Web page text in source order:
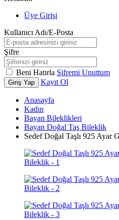
Üye Girişi
Kullanıcı Adı/E-Posta
Şifre
Beni Hatırla Şifremi Unuttum
Giriş Yap Kayıt Ol
Anasayfa
Kadın
Bayan Bileklikleri
Bayan Doğal Taş Bileklik
Sedef Doğal Taşlı 925 Ayar